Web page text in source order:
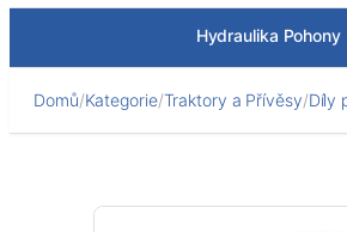
Hydraulika Pohony
Domů/Kategorie/Traktory a Přívěsy/Díly